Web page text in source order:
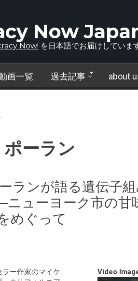
Now
Now! を日本語でお届けしていま
画一覧 過去記事 about
ーラン
ランが語る遺伝子
ニューヨーク市の甘
めぐって
Video
ー作家のマイケ